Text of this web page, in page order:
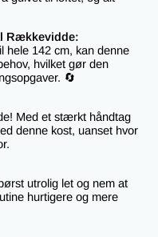
Rækkevidde:
hele 142 cm, kan denne
hvilket gør den
🔄
Med et stærkt håndtag
denne kost, uanset hvor
utrolig let og nem at
hurtigere og mere